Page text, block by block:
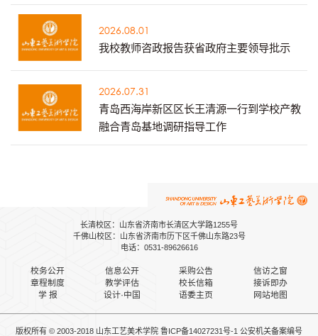
2026.08.01
我校教师咨政报告获省政府主要领导批示
2026.07.31
青岛西海岸新区区长王清源一行到学校产教
融合青岛基地调研指导工作
长清校区：山东省济南市长清区大学路1255号
千佛山校区：山东省济南市历下区千佛山东路23号
电话：0531-89626616
校务公开 信息公开 采购公告
信访之窗
章程制度
教学评估 校长信箱
接诉即办
学 报
设计·中国 语委主页 网站地图
版权所有 © 2003-2018 山东工艺美术学院 鲁ICP备14027231号-1 公安机关备案编号